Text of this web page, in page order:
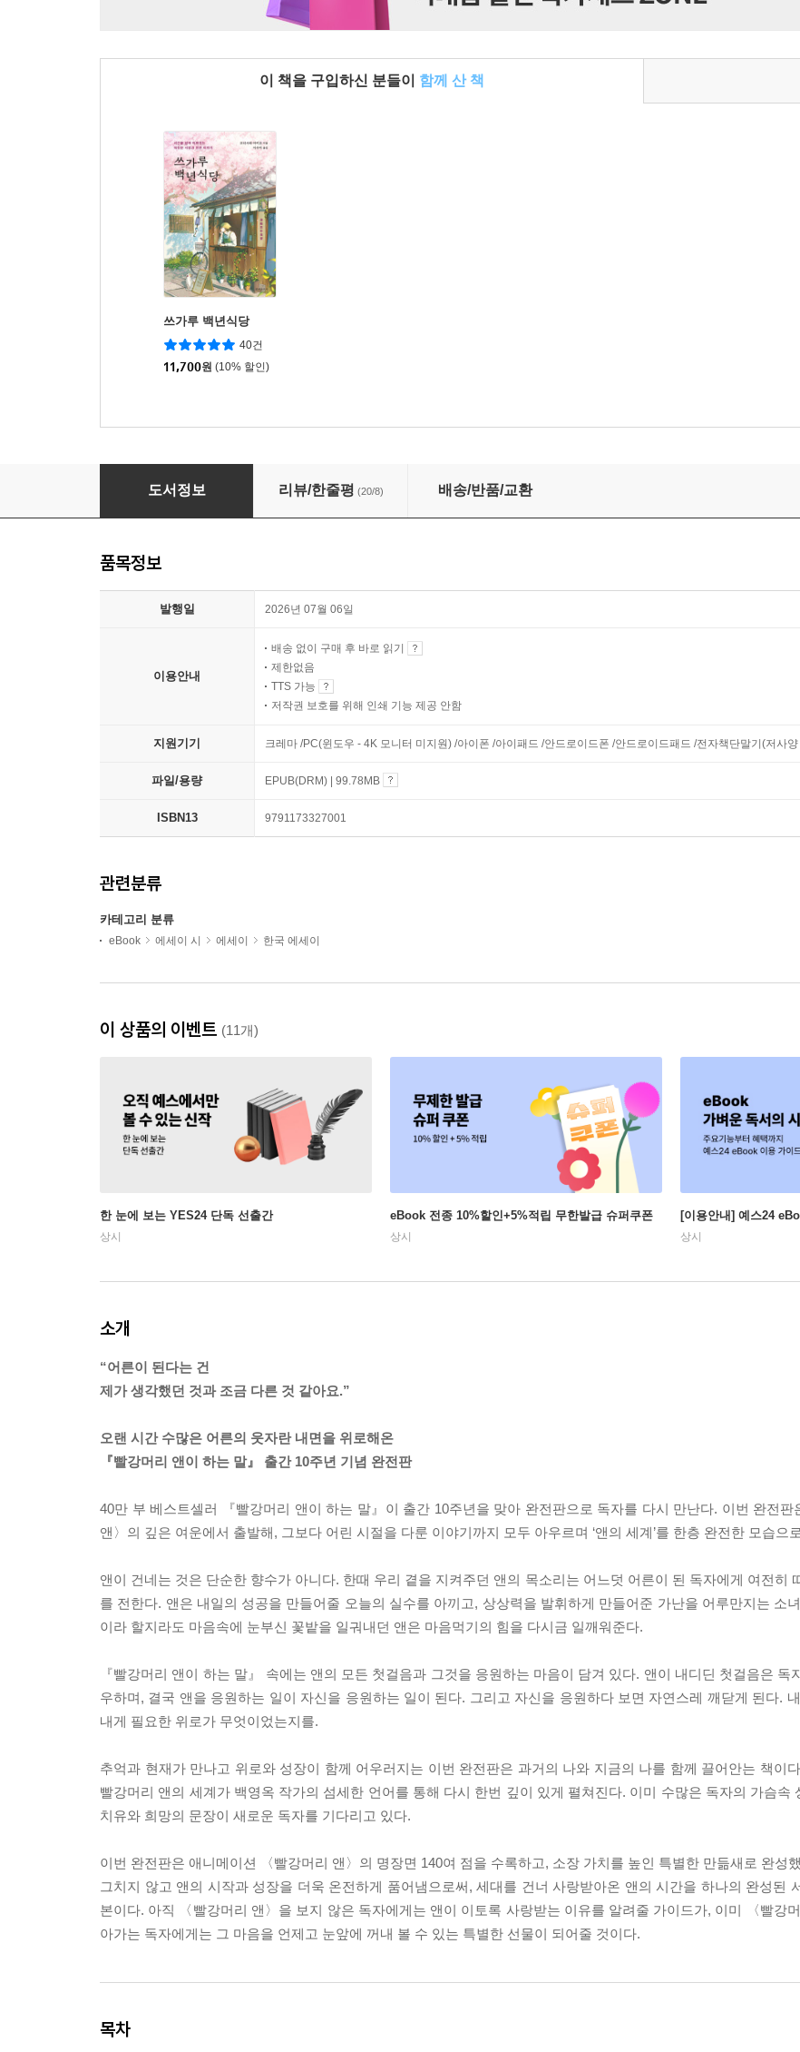
이 책을 구입하신 분들이 함께 산 책
쓰가루 백년식당
40건
11,700원 (10% 할인)
빨강머리 앤이 하는 말 (출간 10주년 완전판)
도서정보 리뷰/한줄평 (20/8) 배송/반품/교환
품목정보
발행일 2026년 07월 06일
이용안내
배송 없이 구매 후 바로 읽기
제한없음
TTS 가능
저작권 보호를 위해 인쇄 기능 제공 안함
지원기기 크레마 /PC(윈도우 - 4K 모니터 미지원) /아이폰 /아이패드 /안드로이드폰 /안드로이드패드 /전자책단말기(저사
파일/용량 EPUB(DRM) | 99.78MB
ISBN13 9791173327001
관련분류
카테고리 분류
eBook 에세이 시 에세이 한국 에세이
이 상품의 이벤트 (11개)
한 눈에 보는 YES24 단독 선출간
상시
eBook 전종 10%할인+5%적립 무한발급 슈퍼쿠폰
상시
[이용안내] 예스24
상시
소개
“어른이 된다는 건
제가 생각했던 것과 조금 다른 것 같아요.”
오랜 시간 수많은 어른의 웃자란 내면을 위로해온
『빨강머리 앤이 하는 말』 출간 10주년 기념 완전판
40만 부 베스트셀러 『빨강머리 앤이 하는 말』이 출간 10주년을 맞아 완전판으로 독자를 다시 만난다. 이번 완전판
앤〉의 깊은 여운에서 출발해, 그보다 어린 시절을 다룬 이야기까지 모두 아우르며 ‘앤의 세계’를 한층 완전한 모습으
앤이 건네는 것은 단순한 향수가 아니다. 한때 우리 곁을 지켜주던 앤의 목소리는 어느덧 어른이 된 독자에게 여전히
를 전한다. 앤은 내일의 성공을 만들어줄 오늘의 실수를 아끼고, 상상력을 발휘하게 만들어준 가난을 어루만지는 소
이라 할지라도 마음속에 눈부신 꽃밭을 일궈내던 앤은 마음먹기의 힘을 다시금 일깨워준다.
『빨강머리 앤이 하는 말』 속에는 앤의 모든 첫걸음과 그것을 응원하는 마음이 담겨 있다. 앤이 내디딘 첫걸음은 독
우하며, 결국 앤을 응원하는 일이 자신을 응원하는 일이 된다. 그리고 자신을 응원하다 보면 자연스레 깨닫게 된다.
내게 필요한 위로가 무엇이었는지를.
추억과 현재가 만나고 위로와 성장이 함께 어우러지는 이번 완전판은 과거의 나와 지금의 나를 함께 끌어안는 책이
빨강머리 앤의 세계가 백영옥 작가의 섬세한 언어를 통해 다시 한번 깊이 있게 펼쳐진다. 이미 수많은 독자의 가슴속
치유와 희망의 문장이 새로운 독자를 기다리고 있다.
이번 완전판은 애니메이션 〈빨강머리 앤〉의 명장면 140여 점을 수록하고, 소장 가치를 높인 특별한 만듦새로 완성
그치지 않고 앤의 시작과 성장을 더욱 온전하게 품어냄으로써, 세대를 건너 사랑받아온 앤의 시간을 하나의 완성된
본이다. 아직 〈빨강머리 앤〉을 보지 않은 독자에게는 앤이 이토록 사랑받는 이유를 알려줄 가이드가, 이미 〈빨강
아가는 독자에게는 그 마음을 언제고 눈앞에 꺼내 볼 수 있는 특별한 선물이 되어줄 것이다.
목차